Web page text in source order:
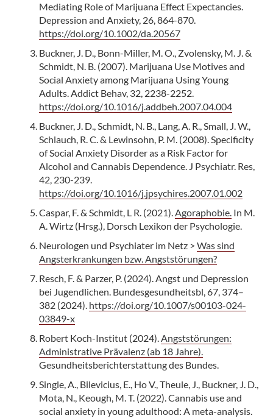
Mediating Role of Marijuana Effect Expectancies.
Depression and Anxiety, 26, 864-870.
https://doi.org/10.1002/da.20567
Buckner, J. D., Bonn-Miller, M. O., Zvolensky, M. J. &
Schmidt, N. B. (2007). Marijuana Use Motives and
Social Anxiety among Marijuana Using Young
Adults. Addict Behav, 32, 2238-2252.
https://doi.org/10.1016/j.addbeh.2007.04.004
Buckner, J. D., Schmidt, N. B., Lang, A. R., Small, J. W.,
Schlauch, R. C. & Lewinsohn, P. M. (2008). Specificity
of Social Anxiety Disorder as a Risk Factor for
Alcohol and Cannabis Dependence. J Psychiatr. Res,
42, 230-239.
https://doi.org/10.1016/j.jpsychires.2007.01.002
Caspar, F. & Schmidt, L R. (2021).Agoraphobie. In M.
A. Wirtz (Hrsg.), Dorsch Lexikon der Psychologie.
Neurologen und Psychiater im Netz > Was sind
Angsterkrankungen bzw. Angststörungen?
Resch, F. & Parzer, P. (2024). Angst und Depression
bei Jugendlichen. Bundesgesundheitsbl, 67, 374–
382 (2024). https://doi.org/10.1007/s00103-024-
03849-x
Robert Koch-Institut (2024).Angststörungen:
Administrative Prävalenz (ab 18 Jahre).
Gesundheitsberichterstattung des Bundes.
Single, A., Bilevicius, E., Ho V., Theule, J., Buckner, J. D.,
Mota, N., Keough, M. T. (2022). Cannabis use and
social anxiety in young adulthood: A meta-analysis.